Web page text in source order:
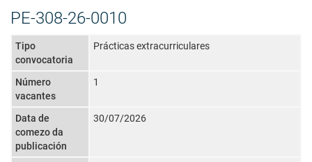
PE-308-26-0010
Tipo
convocatoria
Prácticas extracurriculares
Número
vacantes
1
Data de
comezo da
publicación
30/07/2026